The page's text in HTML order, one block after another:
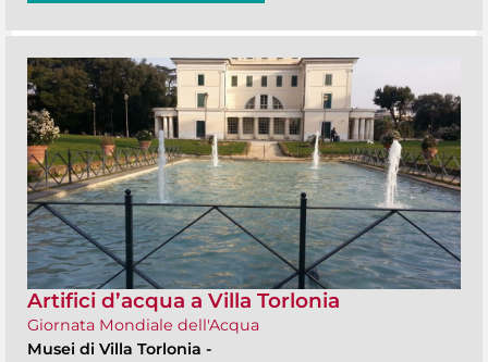
Artifici d’acqua a Villa Torlonia
Giornata Mondiale dell'Acqua
Musei di Villa Torlonia -